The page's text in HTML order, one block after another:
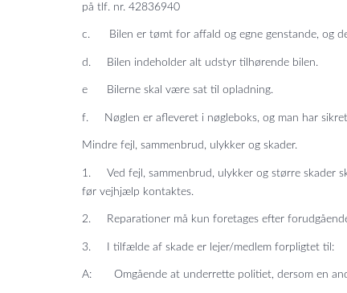
på tlf. nr. 42836940
c. Bilen er tømt for affald og egne genstande, og
d. Bilen indeholder alt udstyr tilhørende bilen.
e Bilerne skal være sat til opladning.
f. Nøglen er afleveret i nøgleboks, og man har
Mindre fejl, sammenbrud, ulykker og skader.
1. Ved fejl, sammenbrud, ulykker og større skader
før vejhjælp kontaktes.
2. Reparationer må kun foretages efter
3. I tilfælde af skade er lejer/medlem forpligtet til:
A: Omgående at underrette politiet, dersom en